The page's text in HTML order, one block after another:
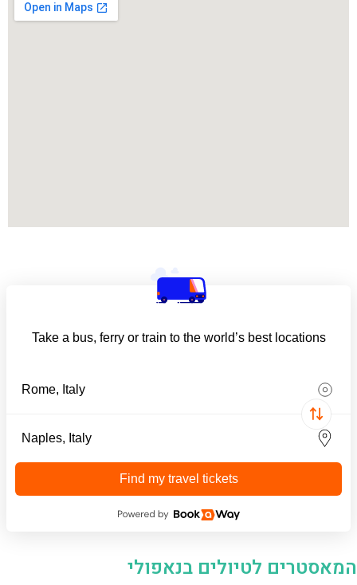
Take a bus, ferry or train to the world’s best locations
Find my travel tickets
המאסטרים לטיולים בנאפולי